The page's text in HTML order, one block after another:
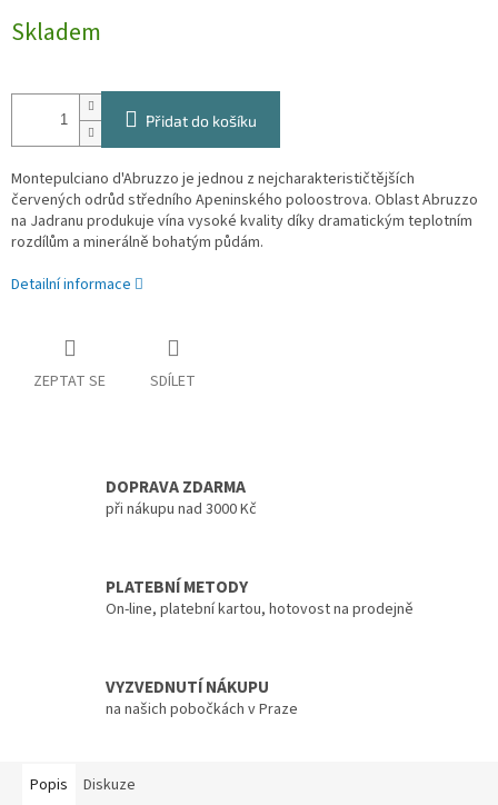
cena:
Skladem
Přidat do košíku
Montepulciano d'Abruzzo je jednou z nejcharakterističtějších
červených odrůd středního Apeninského poloostrova. Oblast Abruzzo
na Jadranu produkuje vína vysoké kvality díky dramatickým teplotním
rozdílům a minerálně bohatým půdám.
Detailní informace
ZEPTAT SE SDÍLET
DOPRAVA ZDARMA
při nákupu nad 3000 Kč
PLATEBNÍ METODY
On-line, platební kartou, hotovost na prodejně
VYZVEDNUTÍ NÁKUPU
na našich pobočkách v Praze
Popis Diskuze